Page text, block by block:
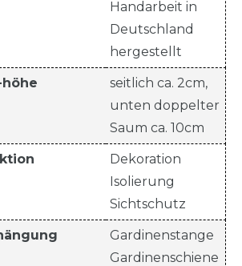
Handarbeit in
Deutschland
hergestellt
seitlich ca. 2cm,
unten doppelter
Saum ca. 10cm
Dekoration
Isolierung
Sichtschutz
Gardinenstange
Gardinenschiene